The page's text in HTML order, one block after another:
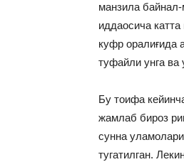
манзила байнал-
иддаосича
куфр оралиғида
туфайли унга ва
Бу тоифа
жамлаб бироз
сунна
тугатилган.